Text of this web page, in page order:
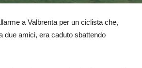
a Valbrenta per un ciclista che,
due amici, era caduto sbattendo